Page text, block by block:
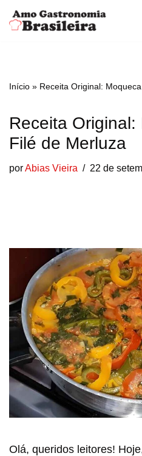
Pular
conteúdo
Início » Receita Original:
Receita
Filé de Merluza
porAbias Vieira 22 de
Olá, queridos leitores!